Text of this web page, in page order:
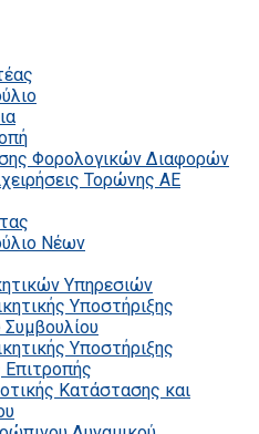
Φορολογικών Διαφορών
Τορώνης ΑΕ
Νέων
Υπηρεσιών
Υποστήριξης
Υποστήριξης
Επιτροπής
Κατάστασης και